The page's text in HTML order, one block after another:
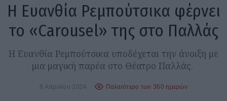
Η Ευανθία Ρεμπούτσικα φέρνει
το «Carousel» της στο Παλλάς
Η Ευανθία Ρεμπούτσικα υποδέχεται την άνοιξη με
μια μαγική παρέα στο Θέατρο Παλλάς.
8 Απριλίου 2024 Παλαιότερο των 360 ημερών